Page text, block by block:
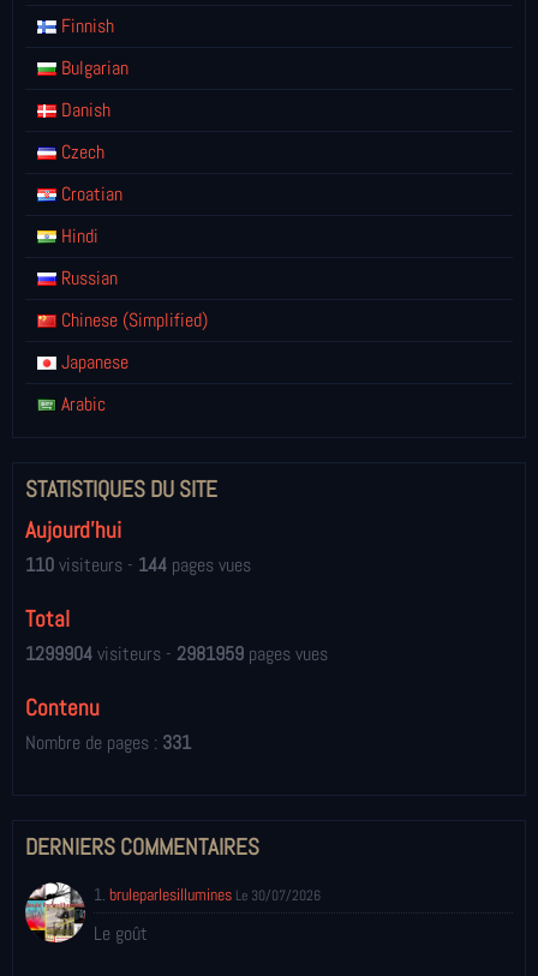
Finnish
Bulgarian
Danish
Czech
Croatian
Hindi
Russian
Chinese (Simplified)
Japanese
Arabic
STATISTIQUES DU SITE
Aujourd'hui
110visiteurs - 144 pages vues
Total
1299904visiteurs - 2981959 pages vues
Contenu
Nombre de pages : 331
DERNIERS COMMENTAIRES
1. bruleparlesillumines Le 30/07/2026
Le goût